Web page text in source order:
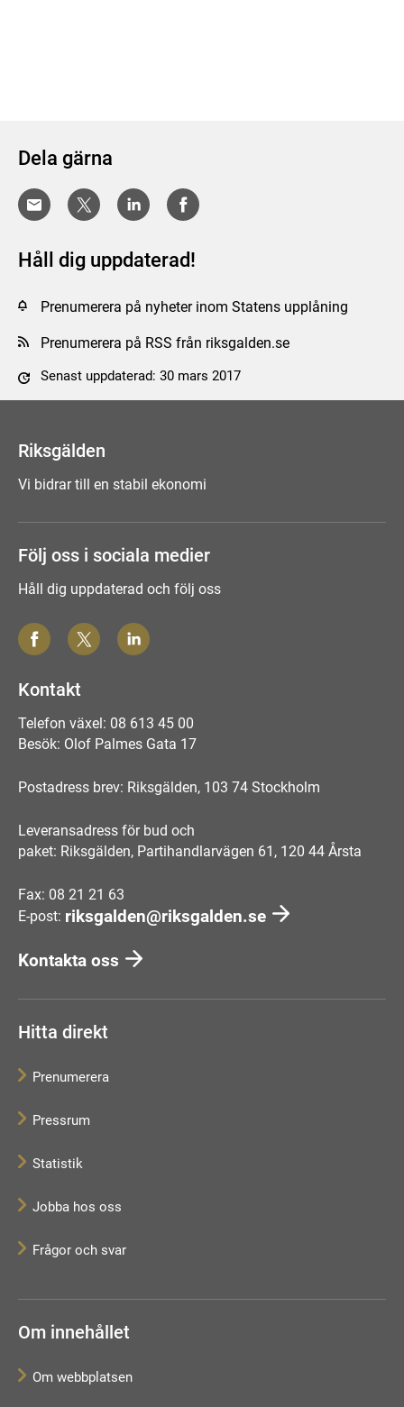
Dela gärna
Håll dig uppdaterad!
Prenumerera på nyheter inom Statens upplåning
Prenumerera på RSS från riksgalden.se
Senast uppdaterad: 30 mars 2017
Riksgälden
Vi bidrar till en stabil ekonomi
Följ oss i sociala medier
Håll dig uppdaterad och följ oss
Kontakt
Telefon växel: 08 613 45 00
Besök: Olof Palmes Gata 17
Postadress brev: Riksgälden, 103 74 Stockholm
Leveransadress för bud och
paket: Riksgälden, Partihandlarvägen 61, 120 44 Årsta
Fax: 08 21 21 63
E-post: riksgalden@riksgalden.se
Kontakta oss
Hitta direkt
Prenumerera
Pressrum
Statistik
Jobba hos oss
Frågor och svar
Om innehållet
Om webbplatsen